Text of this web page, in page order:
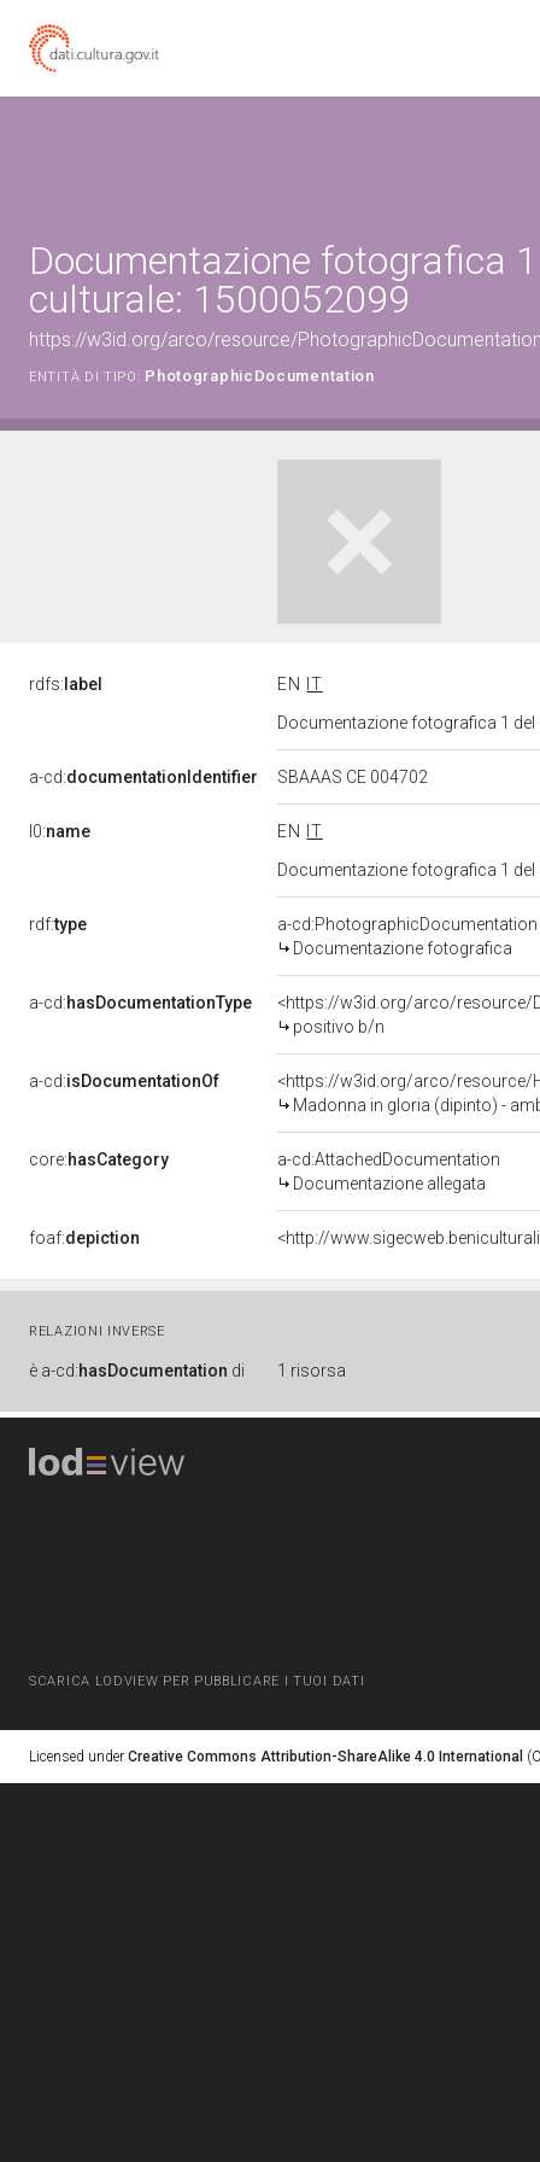
Documentazione fotografica
culturale: 1500052099
https://w3id.org/arco/resource/
ENTITÀ DI TIPO: PhotographicDocumentation
rdfs: label EN
IT
Documentazione fotografica 1
a-cd:documentationIdentifier SBAAAS CE 004702
l0:name EN
IT
Documentazione fotografica 1
rdf:type
a-cd:PhotographicDocumentation
Documentazione fotografica
a-cd:hasDocumentationType
<https://w3id.org/arco/resource/
positivo b/n
a-cd:isDocumentationOf
<https://w3id.org/arco/resource/
Madonna in gloria (dipinto) -
core:hasCategory
a-cd:AttachedDocumentation
Documentazione allegata
foaf:depiction <http://
RELAZIONI INVERSE
è a-cd:hasDocumentation di 1 risorsa
SCARICA LODVIEW PER PUBBLICARE I TUOI DATI
Licensed under Creative Commons Attribution-ShareAlike 4.0 International